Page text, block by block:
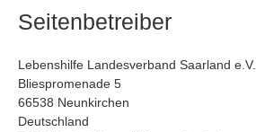
Seitenbetreiber
Lebenshilfe Landesverband Saarland e.V.
Bliespromenade 5
66538 Neunkirchen
Deutschland